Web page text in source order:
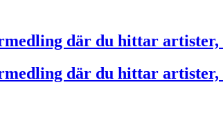
där du hittar artister,
där du hittar artister,